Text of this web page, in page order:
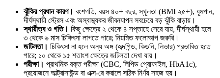
ঝুঁকির প্রধান কারণ। বংশগতি, বয়স ৪০+ বছর, স্থূলতা (BMI ২৫+), ধূমপান,
দীর্ঘস্থায়ী স্ট্রেস এবং অস্বাস্থ্যকর জীবনযাপন সবচেয়ে বড় ঝুঁকি বাড়ায়।
স্থায়ীত্ব ও গতি। কিছু ক্ষেত্রে ২ থেকে ৪ সপ্তাহে সেরে যায়, দীর্ঘস্থায়ী হলে
৩ থেকে ৬ মাস চিকিৎসা লাগতে পারে; নিয়মিত ফলোআপ জরুরি।
জটিলতা। চিকিৎসা না হলে অন্য অঙ্গ (হৃদপিন্ড, কিডনি, লিভার) প্রভাবিত হতে
পারে; ১০ থেকে ১৫ শতাংশ ক্ষেত্রে জটিলতা দেখা যায়।
পরীক্ষা। প্রাথমিক রক্ত পরীক্ষা (CBC, লিপিড প্রোফাইল, HbA1c),
প্রয়োজনে আল্ট্রাসাউন্ড বা এক্স-রে করালে সঠিক নির্ণয় সহজ হয়।